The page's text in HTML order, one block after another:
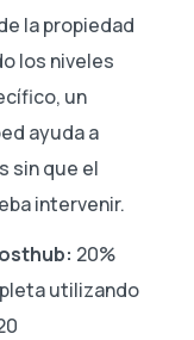
la propiedad
los niveles
un
ayuda a
sin que el
intervenir.
20%
utilizando